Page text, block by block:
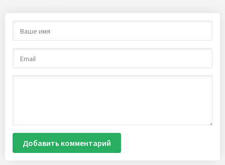
Добавить комментарий